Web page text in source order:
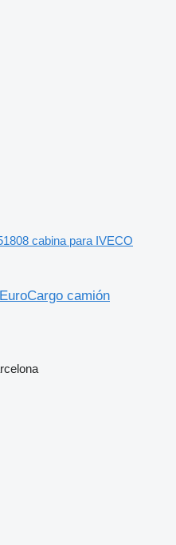
cabina para IVECO
camión